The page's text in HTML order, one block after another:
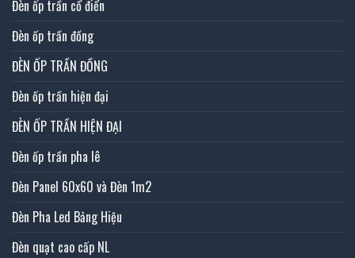
Đèn ốp trần cổ điển
Đèn ốp trần đồng
ĐÈN ỐP TRẦN ĐỒNG
Đèn ốp trần hiện đại
ĐÈN ỐP TRẦN HIỆN ĐẠI
Đèn ốp trần pha lê
Đèn Panel 60x60 và Đèn 1m2
Đèn Pha Led Bảng Hiệu
Đèn quạt cao cấp NL